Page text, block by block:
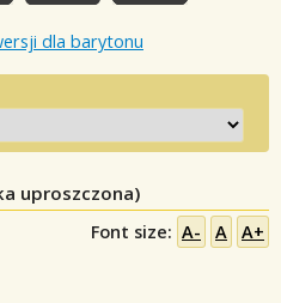
dla barytonu
uproszczona)
Font size: A- A A+